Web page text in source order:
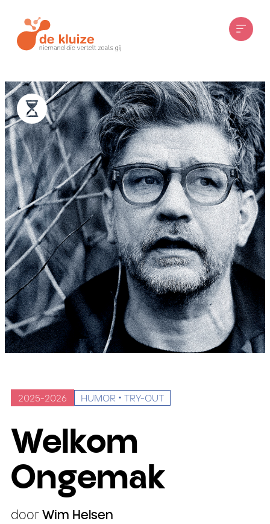
2025-2026 HUMOR TRY-OUT
Welkom
Ongemak
door Wim Helsen